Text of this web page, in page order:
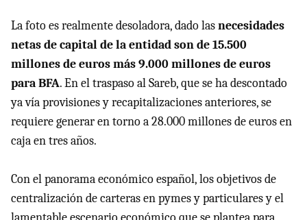
La foto es realmente desoladora, dado lasnecesidades
netas de capital de la entidad son de 15.500
millones de euros más 9.000 millones de euros
para BFA. En el traspaso al Sareb, que se ha descontado
ya vía provisiones y recapitalizaciones anteriores, se
requiere generar en torno a 28.000 millones de euros en
caja en tres años.
Con el panorama económico español, los objetivos de
centralización de carteras en pymes y particulares y el